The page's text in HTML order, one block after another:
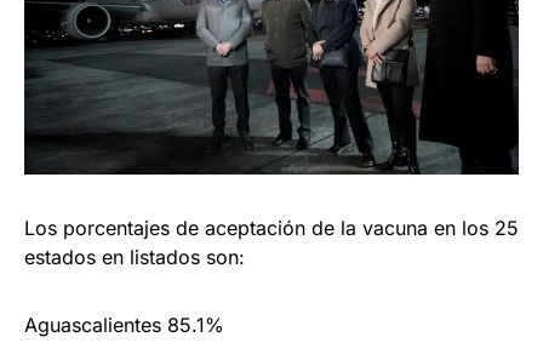
Los porcentajes de aceptación de la vacuna en los 25
estados en listados son:
Aguascalientes 85.1%